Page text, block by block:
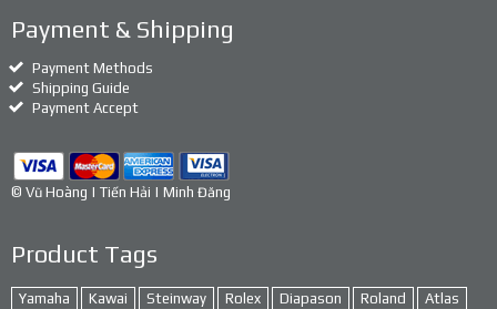
Payment & Shipping
Payment Methods
Shipping Guide
Payment Accept
© Vũ Hoàng | Tiến Hải | Minh Đăng
Product Tags
Yamaha Kawai Steinway Rolex Diapason Roland
Atlas